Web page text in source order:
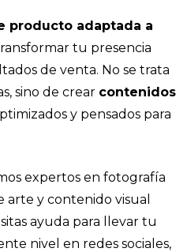
producto adaptada a
tu presencia
de venta. No se trata
sino de crear contenidos
y pensados para
expertos en fotografía
y contenido visual
ayuda para llevar tu
nivel en redes sociales,